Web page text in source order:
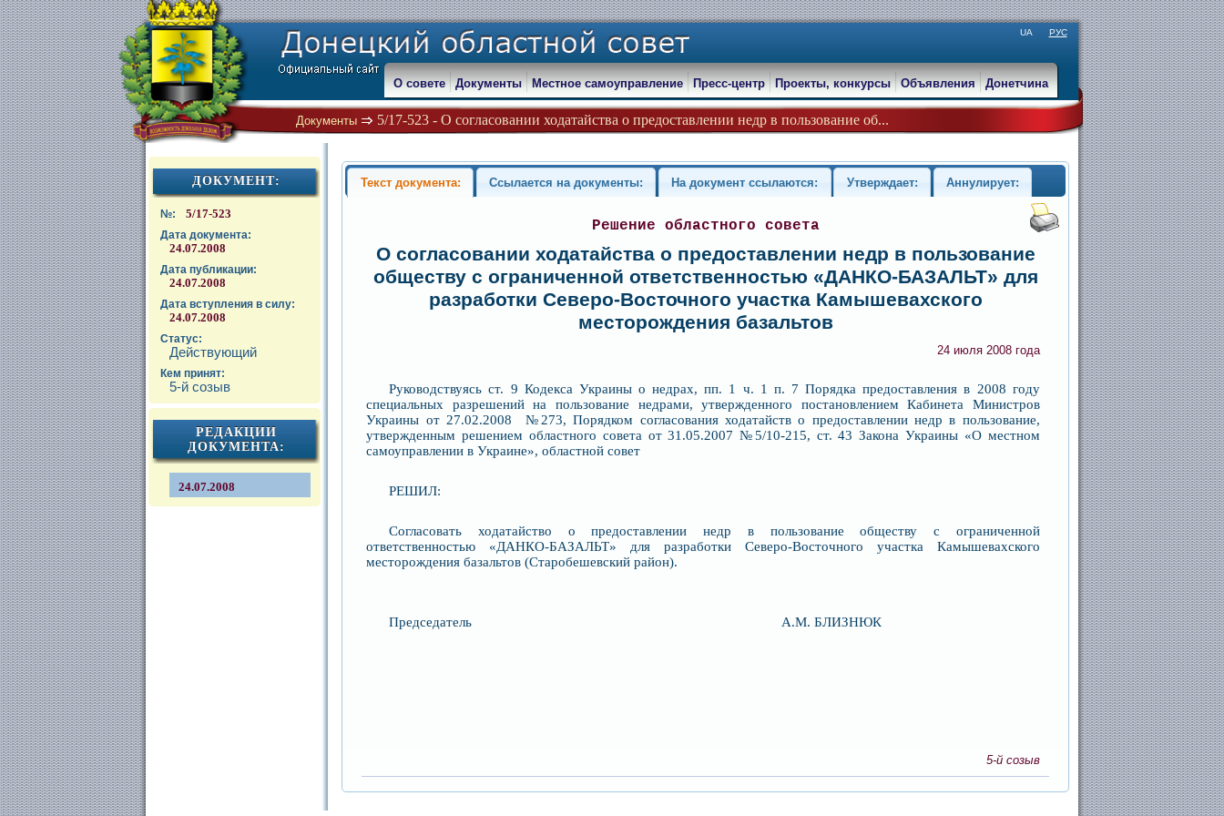
UA РУС
Документы 5/17-523 - О согласовании ходатайства о предоставлении недр в пользование об...
О совете Документы Местное самоуправление Пресс-центр Проекты, конкурсы Объявления Донетчина
ДОКУМЕНТ:
№: 5/17-523
Дата документа:
24.07.2008
Дата публикации:
24.07.2008
Дата вступления в силу:
24.07.2008
Статус:
Действующий
Кем принят:
5-й созыв
РЕДАКЦИИ
ДОКУМЕНТА:
24.07.2008
Текст документа: Ссылается на документы: На документ ссылаются: Утверждает: Аннулирует:
Решение областного совета
О согласовании ходатайства о предоставлении недр в пользование
обществу с ограниченной ответственностью «ДАНКО-БАЗАЛЬТ» для
разработки Северо-Восточного участка Камышевахского
месторождения базальтов
24 июля 2008 года
Руководствуясь ст. 9 Кодекса Украины о недрах, пп. 1 ч. 1 п. 7 Порядка предоставления в 2008 году
специальных разрешений на пользование недрами, утвержденного постановлением Кабинета Министров
Украины от 27.02.2008 №273, Порядком согласования ходатайств о предоставлении недр в пользование,
утвержденным решением областного совета от 31.05.2007 №5/10-215, ст. 43 Закона Украины «О местном
самоуправлении в Украине», областной совет
РЕШИЛ:
Согласовать ходатайство о предоставлении недр в пользование обществу с ограниченной
ответственностью «ДАНКО-БАЗАЛЬТ» для разработки Северо-Восточного участка Камышевахского
месторождения базальтов (Старобешевский район).
Председатель А.М. БЛИЗНЮК
5-й созыв